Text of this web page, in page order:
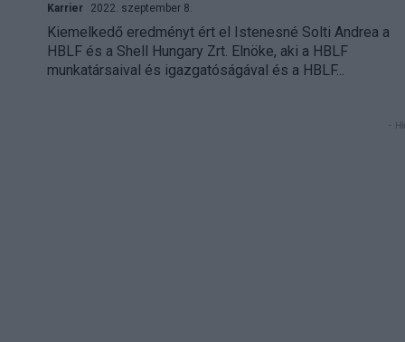
Karrier 2022. szeptember 8.
Kiemelkedő eredményt ért el Istenesné Solti Andrea a
HBLF és a Shell Hungary Zrt. Elnöke, aki a HBLF
munkatársaival és igazgatóságával és a HBLF...
-